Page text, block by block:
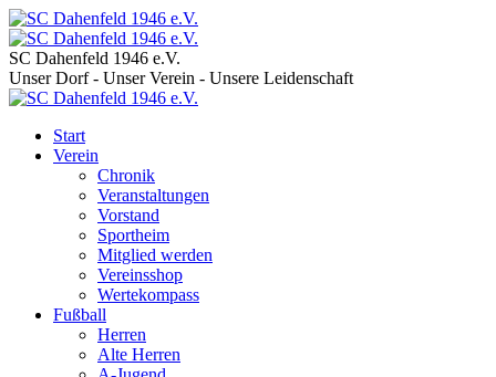
SC Dahenfeld 1946 e.V.
Unser Dorf - Unser Verein - Unsere Leidenschaft
Start
Verein
Chronik
Veranstaltungen
Vorstand
Sportheim
Mitglied werden
Vereinsshop
Wertekompass
Fußball
Herren
Alte Herren